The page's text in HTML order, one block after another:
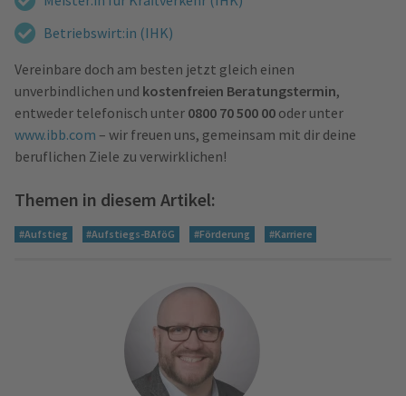
Betriebswirt:in (IHK)
Vereinbare doch am besten jetzt gleich einen
unverbindlichen und kostenfreien Beratungstermin,
entweder telefonisch unter 0800 70 500 00 oder unter
www.ibb.com – wir freuen uns, gemeinsam mit dir deine
beruflichen Ziele zu verwirklichen!
Themen in diesem Artikel:
#Aufstieg #Aufstiegs-BAföG #Förderung #Karriere